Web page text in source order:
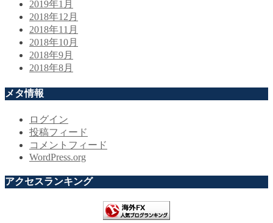
2019年1月
2018年12月
2018年11月
2018年10月
2018年9月
2018年8月
メタ情報
ログイン
投稿フィード
コメントフィード
WordPress.org
アクセスランキング